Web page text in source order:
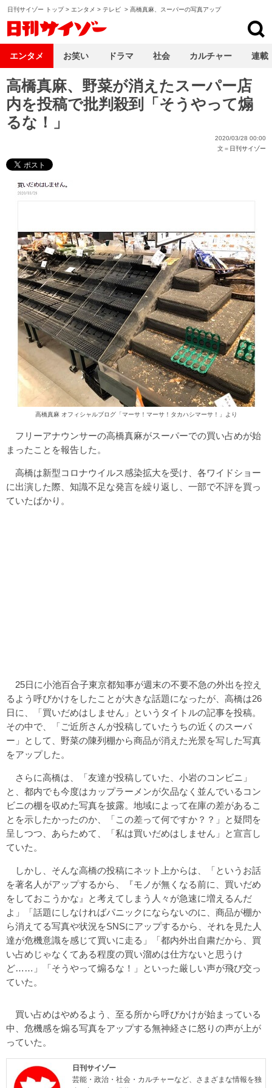
日刊サイゾー トップ> エンタメ > テレビ > 高橋真麻、スーパーの写真アップ
高橋真麻、野菜が消えたスーパー店
内を投稿で批判殺到「そうやって煽
るな！」
2020/03/28 00:00
文＝ 日刊サイゾー
高橋真麻 オフィシャルブログ「マーサ！マーサ！タカハシマーサ！」より
フリーアナウンサーの高橋真麻がスーパーでの買い占めが始
まったことを報告した。
高橋は新型コロナウイルス感染拡大を受け、各ワイドショー
に出演した際、知識不足な発言を繰り返し、一部で不評を買っ
ていたばかり。
25日に小池百合子東京都知事が週末の不要不急の外出を控え
るよう呼びかけをしたことが大きな話題になったが、高橋は26
日に、「買いだめはしません」というタイトルの記事を投稿。
その中で、「ご近所さんが投稿していたうちの近くのスーパ
ー」として、野菜の陳列棚から商品が消えた光景を写した写真
をアップした。
さらに高橋は、「友達が投稿していた、小岩のコンビニ」
と、都内でも今度はカップラーメンが欠品なく並んでいるコン
ビニの棚を収めた写真を披露。地域によって在庫の差があるこ
とを示したかったのか、「この差って何ですか？？」と疑問を
呈しつつ、あらためて、「私は買いだめはしません」と宣言し
ていた。
しかし、そんな高橋の投稿にネット上からは、「というお話
を著名人がアップするから、『モノが無くなる前に、買いだめ
をしておこうかな』と考えてしまう人々が急速に増えるんだ
よ」「話題にしなければパニックにならないのに、商品が棚か
ら消えてる写真や状況をSNSにアップするから、それを見た人
達が危機意識を感じて買いに走る」「都内外出自粛だから、買
い占めじゃなくてある程度の買い溜めは仕方ないと思うけ
ど……」「そうやって煽るな！」といった厳しい声が飛び交っ
ていた。
買い占めはやめるよう、至る所から呼びかけが始まっている
中、危機感を煽る写真をアップする無神経さに怒りの声が上が
っていた。
日刊サイゾー
芸能・政治・社会・カルチャーなど、さまざまな情報を独
エンタメ お笑い ドラマ 社会 カルチャー 連載